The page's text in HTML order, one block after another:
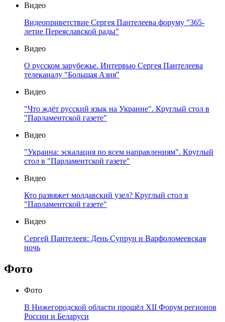
Видео
Видеоприветствие Сергея Пантелеева форуму "365-
летие Переяславской рады"
Видео
О русском зарубежье. Интервью Сергея Пантелеева
телеканалу "Большая Азия"
Видео
"Что ждёт русский язык на Украине". Круглый стол в
"Парламентской газете"
Видео
"Украина: эскалация по всем направлениям". Круглый
стол в "Парламентской газете"
Видео
Кто развяжет молдавский узел? Круглый стол в
"Парламентской газете"
Видео
Сергей Пантелеев: День Супрун и Варфоломеевская
ночь
Фото
Фото
В Нижегородской области прошёл XII Форум регионов
России и Беларуси